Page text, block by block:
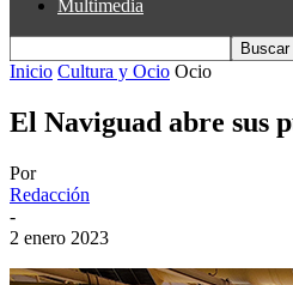
Multimedia
Inicio Cultura y Ocio Ocio
El Naviguad abre sus
Por
Redacción
-
2 enero 2023